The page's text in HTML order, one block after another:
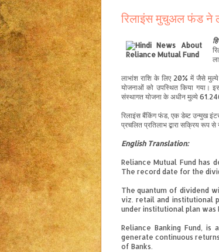
रिलाइंस मुचुअल फंड ने
लाभांश राशि के लिए 20% में जैसे
योजनाओं को उपस्थित किया गया।
संस्थागत योजना के अधीन मुल्ये
रिलाइंस बैंकिंग फंड, एक डेब्ट उन्मुख
प्रचलित प्रतिलाभ द्बारा सक्रिय रूप
English Translation:
Reliance Mutual Fund has
The record date for the
The quantum of dividend
viz. retail and institutional
under institutional plan was
Reliance Banking Fund,
generate continuous
of Banks.